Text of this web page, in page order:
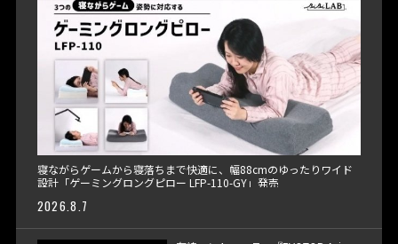
寝ながらゲームから寝落ちまで快適に、幅88cmのゆったりワイド
設計「ゲーミングロングピロー LFP-110-GY」発売
2026.8.7